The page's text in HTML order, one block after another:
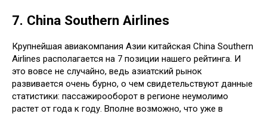
7. China Southern Airlines
Крупнейшая авиакомпания Азии китайская China Southern
Airlines располагается на 7 позиции нашего рейтинга. И
это вовсе не случайно, ведь азиатский рынок
развивается очень бурно, о чем свидетельствуют данные
статистики: пассажирооборот в регионе неумолимо
растет от года к году. Вполне возможно, что уже в